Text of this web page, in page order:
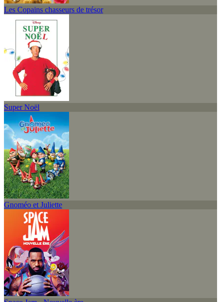
Les Copains chasseurs de trésor
Super Noël
Gnoméo et Juliette